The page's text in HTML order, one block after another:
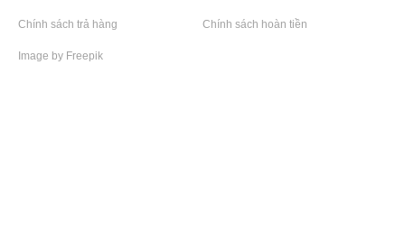
Chính sách trả hàng Chính sách hoàn tiền
Image by Freepik